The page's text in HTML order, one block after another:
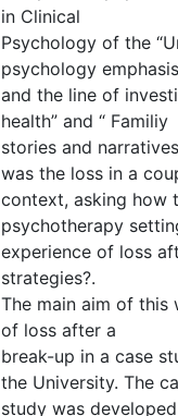
in Clinical
Psychology of the
psychology emphasis
and the line of
health” and “ Familiy
stories and
was the loss in a
context, asking how
psychotherapy
experience of loss
strategies?.
The main aim of this
of loss after a
break-up in a case
the University. The
study was